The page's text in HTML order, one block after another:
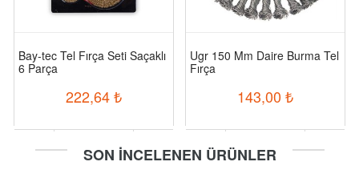
Bay-tec Tel Fırça Seti Saçaklı
6 Parça
222,64₺
Ugr 150 Mm Daire Burma Tel
Fırça
143,00 ₺
SON İNCELENEN ÜRÜNLER